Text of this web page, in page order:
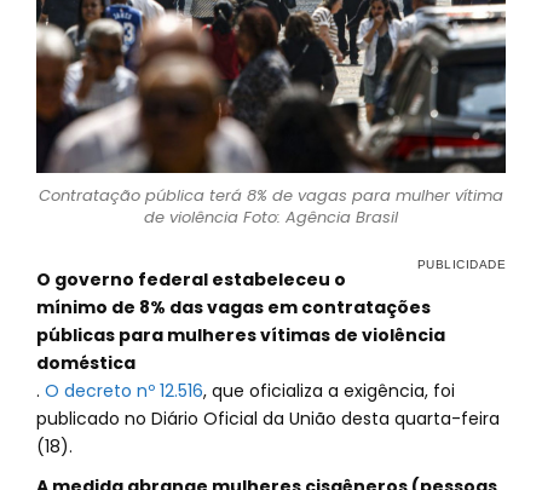
Contratação pública terá 8% de vagas para mulher vítima
de violência Foto: Agência Brasil
O governo federal estabeleceu o
mínimo de 8% das vagas em contratações
públicas para mulheres vítimas de violência
doméstica
. O decreto nº 12.516, que oficializa a exigência, foi
publicado no Diário Oficial da União desta quarta-feira
(18).